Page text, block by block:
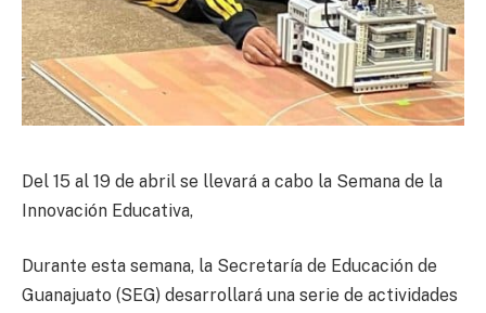
Del 15 al 19 de abril se llevará a cabo la Semana de la
Innovación Educativa,
Durante esta semana, la Secretaría de Educación de
Guanajuato (SEG) desarrollará una serie de actividades